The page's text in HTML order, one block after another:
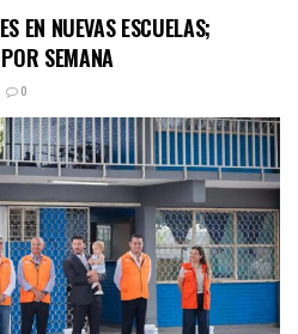
EN NUEVAS ESCUELAS;
SEMANA
0